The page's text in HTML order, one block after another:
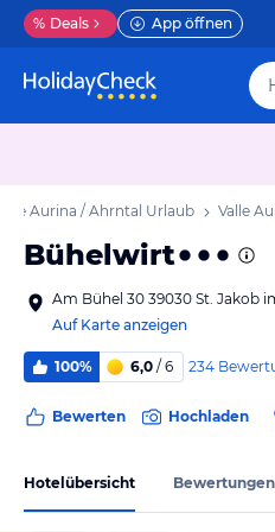
% Deals App öffnen
Aurina / Ahrntal Urlaub Valle
Bühelwirt
Am Bühel 30 39030 St. Jakob
Auf Karte anzeigen
100% 6,0 / 6 234
Bewerten Hochladen
Hotelübersicht Bewertungen